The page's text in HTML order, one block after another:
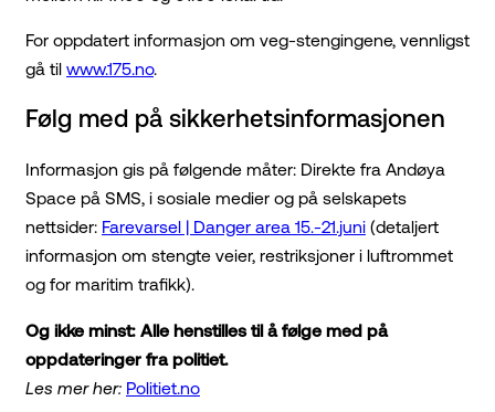
For oppdatert informasjon om veg-stengingene, vennligst
gå til www.175.no.
Følg med på sikkerhetsinformasjonen
Informasjon gis på følgende måter: Direkte fra Andøya
Space på SMS, i sosiale medier og på selskapets
nettsider: Farevarsel | Danger area 15.-21.juni (detaljert
informasjon om stengte veier, restriksjoner i luftrommet
og for maritim trafikk).
Og ikke minst: Alle henstilles til å følge med på
oppdateringer fra politiet.
Les mer her: Politiet.no